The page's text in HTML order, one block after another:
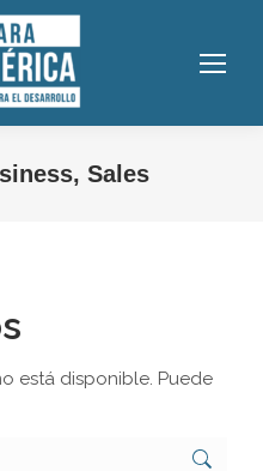
Sales
está disponible. Puede